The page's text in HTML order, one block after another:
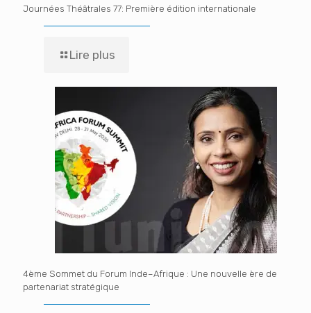
Journées Théâtrales 77: Première édition internationale
Lire plus
4ème Sommet du Forum Inde–Afrique : Une nouvelle ère de
partenariat stratégique